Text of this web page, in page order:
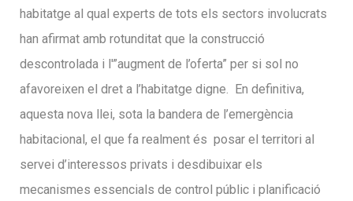
habitatge al qual experts de tots els sectors involucrats
han afirmat amb rotunditat que la construcció
descontrolada i l'”augment de l’oferta” per si sol no
afavoreixen el dret a l’habitatge digne.
En definitiva,
aquesta nova llei, sota la bandera de l’emergència
habitacional, el que fa realment és posar el territori al
servei d’interessos privats i desdibuixar els
mecanismes essencials de control públic i planificació